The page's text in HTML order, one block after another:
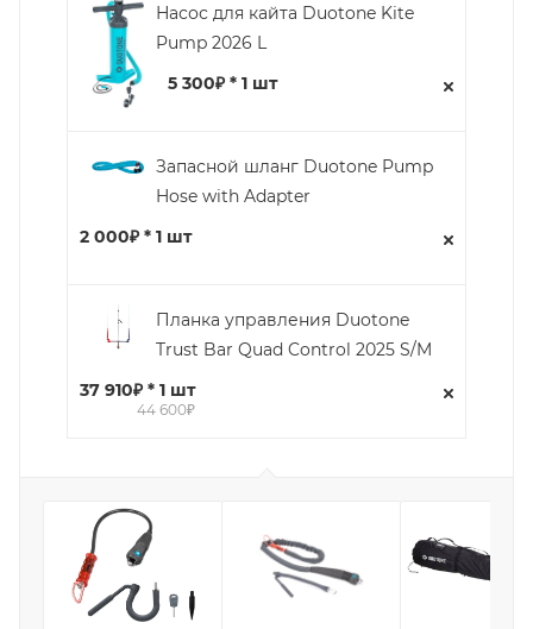
Насос для кайта Duotone Kite
Pump 2026 L
5 300₽ * 1 шт
Запасной шланг Duotone Pump
Hose with Adapter
2 000₽ * 1 шт
Планка управления Duotone
Trust Bar Quad Control 2025 S/M
37 910₽ * 1 шт
44 600₽